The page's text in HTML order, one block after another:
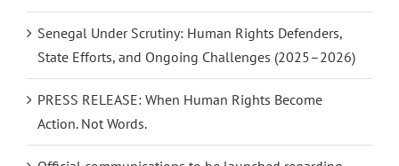
Senegal Under Scrutiny: Human Rights Defenders,
State Efforts, and Ongoing Challenges (2025–2026)
PRESS RELEASE: When Human Rights Become
Action. Not Words.